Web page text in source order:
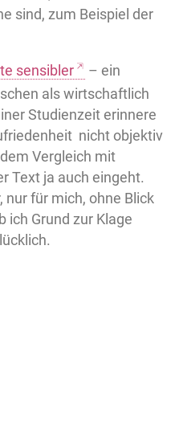
sind, zum Beispiel der
sensibler
– ein
als wirtschaftlich
Studienzeit erinnere
nicht objektiv
Vergleich mit
Text ja auch eingeht.
für mich, ohne Blick
ich Grund zur Klage